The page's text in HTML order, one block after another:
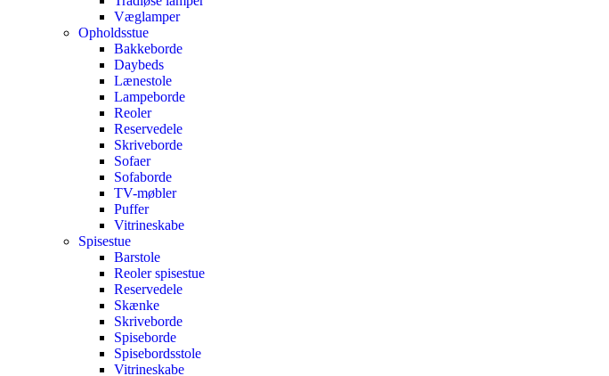
Væglamper
Opholdsstue
Bakkeborde
Daybeds
Lænestole
Lampeborde
Reoler
Reservedele
Skriveborde
Sofaer
Sofaborde
TV-møbler
Puffer
Vitrineskabe
Spisestue
Barstole
Reoler spisestue
Reservedele
Skænke
Skriveborde
Spiseborde
Spisebordsstole
Vitrineskabe